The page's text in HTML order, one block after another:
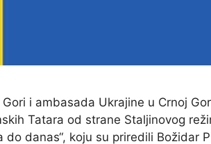
i ambasada Ukrajine u Crnoj
Tatara od strane Staljinovog
do danas“, koju su priredili Božidar